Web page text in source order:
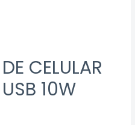
CELULAR
10W